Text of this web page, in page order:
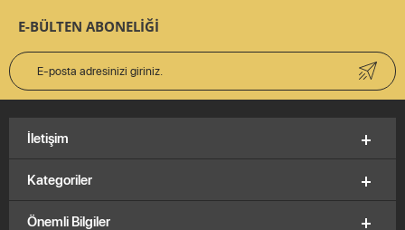
E-BÜLTEN ABONELİĞİ
Kategoriler
Önemli Bilgiler
İletişim